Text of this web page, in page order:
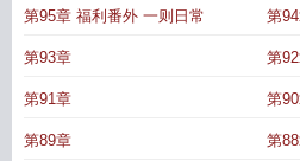
副样子，偏偏自己的信息素真的把这个beta
的。沈边野一边嫌弃，一边又不得不开五个
个蛋糕，哄着小beta让他也吃一口甜的。但
都不会做，被骂了也是活该。”“这件事不许
第95章 福利番外 一则日常 第
第93章 第
第91章 第
第89章 第